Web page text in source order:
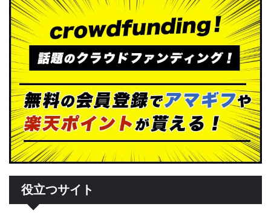
役立つサイト